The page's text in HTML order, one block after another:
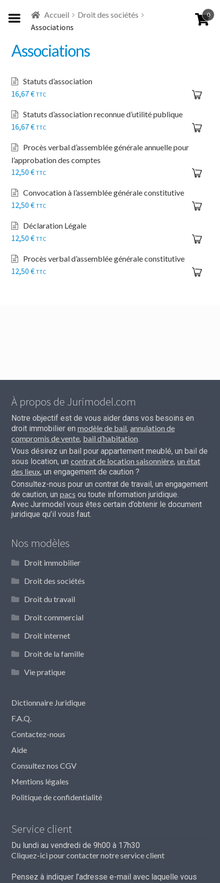
à
navigation
au
contenu
Accueil Droit des sociétés
Associations
Associations
Statuts d’association
16,67€ TTC
Statuts d’association reconnue d’utilité publique
16,67€ TTC
Procès verbal d’assemblée générale annuelle pour
l’approbation des comptes
12,50 € TTC
Convocation à l’assemblée générale constitutive
12,50 € TTC
Déclaration Légale
12,50 € TTC
Procès verbal d’assemblée générale constitutive
12,50 € TTC
À propos de Jurimodel.com
Notre objectif est de vous aider dans vos besoins en
droit immobilier en modèle de bail, annulation de
compromis de vente, bail d’habitation.
Vous désirez un bail pour appartement meublé, un bail de
sous location, un contrat de location saisonnière, un état
des lieux, un engagement de caution ?
Consultez-nous pour un contrat de travail, un engagement
de caution, un pacs ou toute information juridique.
Avec Jurimodel vous êtes certain d’obtenir le document
juridique qu’il vous faut.
Nos modèles
Droit immobilier
Droit des sociétés
Droit du travail
Droit commercial
Droit internet
Droit de la famille
Vie pratique
Dictionnaire Juridique
F.A.Q.
Contactez-nous
Aide
Consultez nos CGV
Mentions légales
Politique de confidentialité
Service client
Du lundi au vendredi de 9h00 à 17h30
Cliquez-ici pour contacter notre service client
Pensez à indiquer l’adresse e-mail avec laquelle vous
0